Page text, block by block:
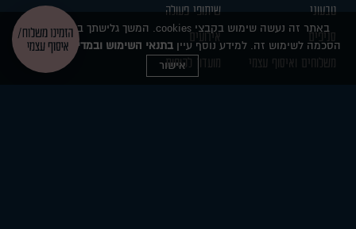
באתר זה נעשה שימוש בקבצי cookies. המשך גלישתך באתר מהווה
הסכמה לשימוש זה. למידע נוסף עייןבתנאי השימוש ובמדיניות הפרטיות
אישור
טבעוני
סניפים
משלוחים ואיסוף עצמי
שיתופי פעולה
אירועים
מועדון לקוחות